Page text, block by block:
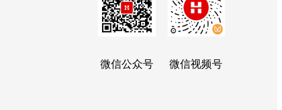
微信公众号 微信视频号